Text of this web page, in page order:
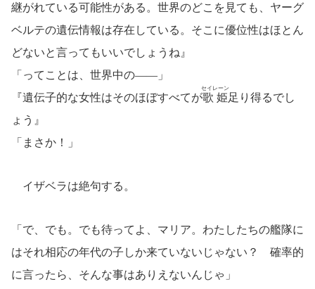
継がれている可能性がある。世界のどこを見ても、ヤーグ
ベルテの遺伝情報は存在している。そこに優位性はほとん
どないと言ってもいいでしょうね』
「ってことは、世界中の――」
『遺伝子的な女性はそのほぼすべてが歌姫
セイレーン
足り得るでし
ょう』
「まさか！」
イザベラは絶句する。
「で、でも。でも待ってよ、マリア。わたしたちの艦隊に
はそれ相応の年代の子しか来ていないじゃない？ 確率的
に言ったら、そんな事はありえないんじゃ」